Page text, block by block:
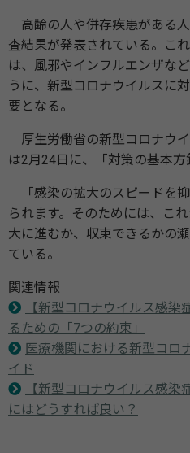
高齢の人や併存疾患がある
査結果が発表されている。こ
は、風邪やインフルエンザな
うに、新型コロナウイルスに
要となる。
厚生労働省の新型コロナウ
は2月24日に、「対策の基本方
「感染の拡大のスピードを
られます。そのためには、こ
大に進むか、収束できるかの
ている。
関連情報
【新型コロナウイルス感
るための「7つの約束」
医療機関における新型コロ
イド
【新型コロナウイルス感
にはどうすれば良い？